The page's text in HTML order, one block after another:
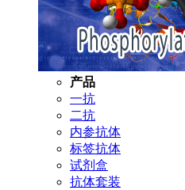
产品
一抗
二抗
内参抗体
标签抗体
试剂盒
抗体套装